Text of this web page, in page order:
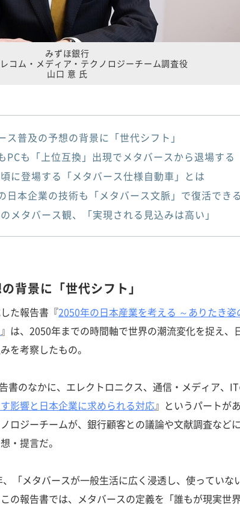
みずほ銀行
コム・メディア・テクノロジーチーム調査役
山口 意 氏
ス普及の予想の背景に「世代シフト」
PCも「上位互換」出現でメタバースから退場する
に登場する「メタバース仕様自動車」とは
日本企業の技術も「メタバース文脈」で復活でき
メタバース観、「実現される見込みは高い」
背景に「世代シフト」
た報告書『2050年の日本産業を考える ～ありたき姿
』は、2050年までの時間軸で世界の潮流変化を捉え、
を考察したもの。
書のなかに、エレクトロニクス、通信・メディア、
影響と日本企業に求められる対応』というパートがあ
ロジーチームが、銀行顧客との議論や文献調査など
・提言だ。
「メタバースが一般生活に広く浸透し、使っていな
の報告書では、メタバースの定義を「誰もが現実世